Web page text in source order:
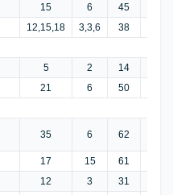
15 6 45
12,15,18 3,3,6 38
5 2 14
21 6 50
35 6 62
17 15 61
12 3 31